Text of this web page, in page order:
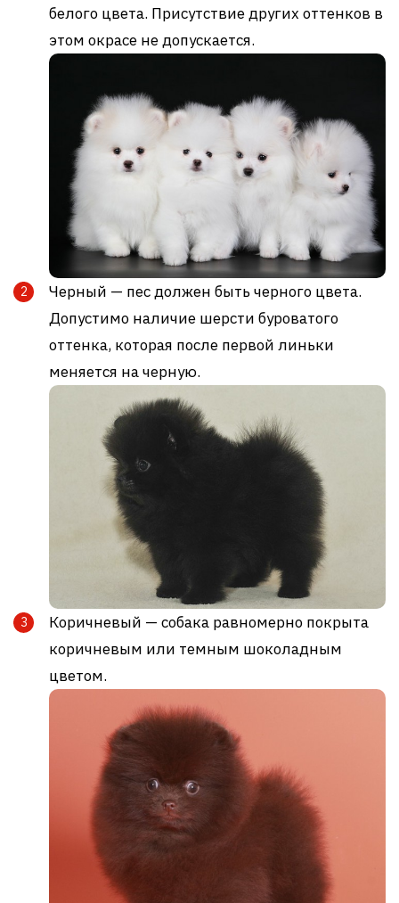
белого цвета. Присутствие других оттенков в
этом окрасе не допускается.
Черный — пес должен быть черного цвета.
Допустимо наличие шерсти буроватого
оттенка, которая после первой линьки
меняется на черную.
Коричневый — собака равномерно покрыта
коричневым или темным шоколадным
цветом.